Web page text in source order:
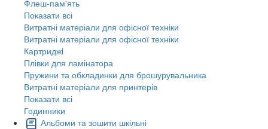
Флеш-пам'ять
Показати всі
Витратні матеріали для офісної техніки
Витратні матеріали для офісної техніки
Картриджi
Плівки для ламінатора
Пружини та обкладинки для брошурувальника
Витратні матеріали для принтерів
Показати всі
Годинники
Альбоми та зошити шкільні